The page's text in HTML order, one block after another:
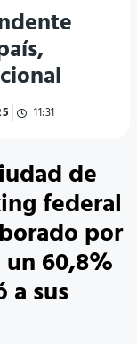
11:31
de
federal
por
60,8%
a sus